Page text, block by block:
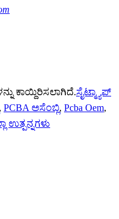
ಕಾಯ್ದಿರಿಸಲಾಗಿದೆ.ಸೈಟ್ಮ್ಯಾಪ್
, PCBA ಅಸೆಂಬ್ಲಿ, Pcba Oem,
ಉತ್ಪನ್ನಗಳು